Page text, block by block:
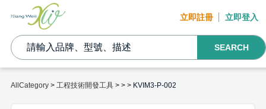
立即註冊 立即登入
SEARCH
AllCategory> 工程技術開發工具> > > KVIM3-P-002